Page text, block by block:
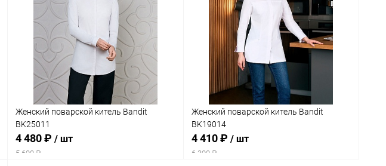
Женский поварской китель Bandit
BK25011
4 480 ₽/ шт
5 600 ₽
Женский поварской китель Bandit
BK19014
4 410 ₽ / шт
6 300 ₽